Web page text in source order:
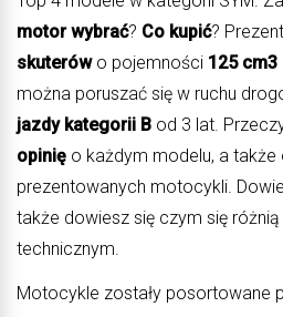
motor wybrać? Co kupić?
skuterówo pojemności 125 cm3
można poruszać się w ruchu
jazdy kategorii B od 3 lat.
opinię o każdym modelu, a
prezentowanych motocykli.
także dowiesz się czym się
technicznym.
Motocykle zostały posortowane